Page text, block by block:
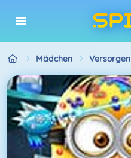
Mädchen Versorgen